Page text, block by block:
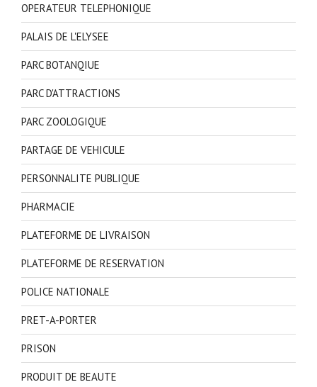
OPERATEUR TELEPHONIQUE
PALAIS DE L'ELYSEE
PARC BOTANQIUE
PARC D'ATTRACTIONS
PARC ZOOLOGIQUE
PARTAGE DE VEHICULE
PERSONNALITE PUBLIQUE
PHARMACIE
PLATEFORME DE LIVRAISON
PLATEFORME DE RESERVATION
POLICE NATIONALE
PRET-A-PORTER
PRISON
PRODUIT DE BEAUTE